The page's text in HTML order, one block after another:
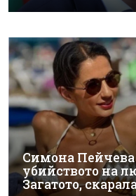
Симона Пейчева
убийството на
Загатото,